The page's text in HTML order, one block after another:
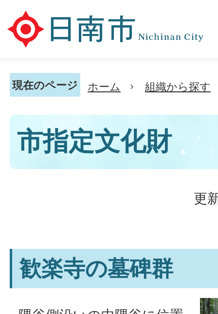
現在のページ ホーム 組織から探す
市指定文化財
更
歓楽寺の墓碑群